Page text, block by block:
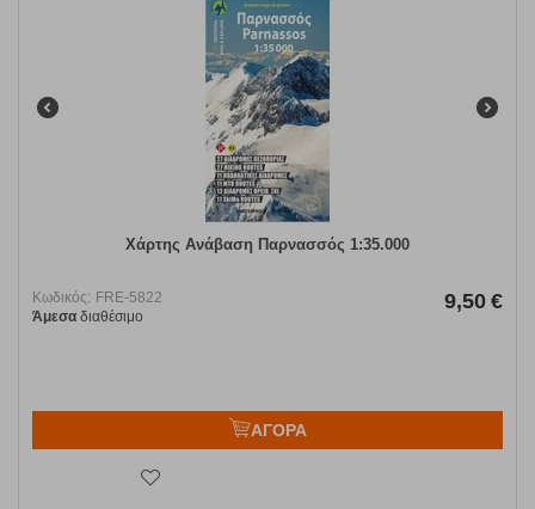
Χάρτης Ανάβαση Παρνασσός 1:35.000
Κωδικός: FRE-5822
Άμεσα διαθέσιμο
9,50 €
ΑΓΟΡΑ